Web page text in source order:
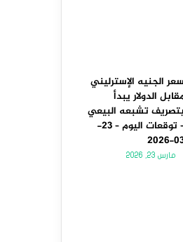
سعر الجنيه الإسترليني
الدولار يبدأ
بتصريف تشبعه البيعي
– توقعات اليوم – 23-
03-
مارس 23, 2026